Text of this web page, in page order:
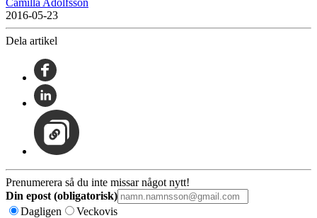
2016-05-23
Dela artikel
Prenumerera så du inte missar något nytt!
Din epost (obligatorisk)
Dagligen
Veckovis